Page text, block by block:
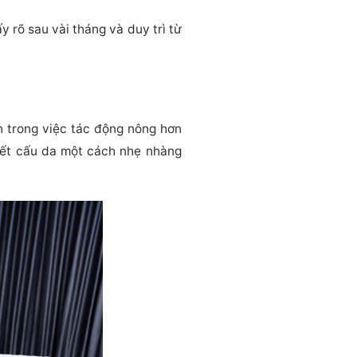
rõ sau vài tháng và duy trì từ
việc tác động nông hơn
cấu da một cách nhẹ nhàng